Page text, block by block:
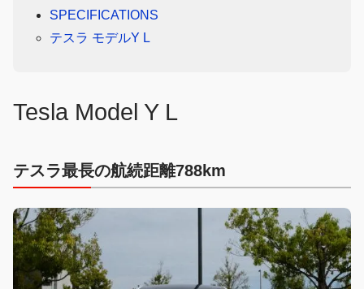
SPECIFICATIONS
テスラ モデルY L
Tesla Model Y L
テスラ最長の航続距離788km